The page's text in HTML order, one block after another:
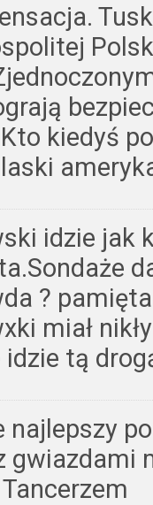
kiedyś
idzie jak
?
miał
idzie tą
najlepszy
gwiazdami